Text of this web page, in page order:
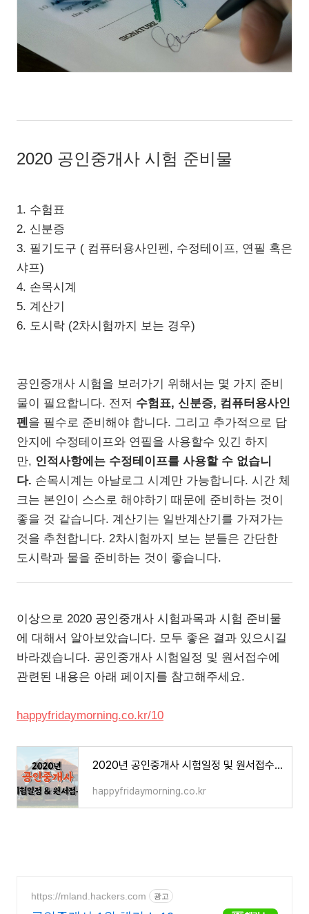
2020 공인중개사 시험 준비물
1. 수험표
2. 신분증
3. 필기도구 ( 컴퓨터용사인펜, 수정테이프, 연필 혹은
샤프)
4. 손목시계
5. 계산기
6. 도시락 (2차시험까지 보는 경우)
공인중개사 시험을 보러가기 위해서는 몇 가지 준비
물이 필요합니다. 전저 수험표, 신분증, 컴퓨터용사인
펜을 필수로 준비해야 합니다. 그리고 추가적으로 답
안지에 수정테이프와 연필을 사용할수 있긴 하지
만, 인적사항에는 수정테이프를 사용할 수 없습니
다. 손목시계는 아날로그 시계만 가능합니다. 시간 체
크는 본인이 스스로 해야하기 때문에 준비하는 것이
좋을 것 같습니다. 계산기는 일반계산기를 가져가는
것을 추천합니다. 2차시험까지 보는 분들은 간단한
도시락과 물을 준비하는 것이 좋습니다.
이상으로 2020 공인중개사 시험과목과 시험 준비물
에 대해서 알아보았습니다. 모두 좋은 결과 있으시길
바라겠습니다. 공인중개사 시험일정 및 원서접수에
관련된 내용은 아래 페이지를 참고해주세요.
happyfridaymorning.co.kr/10
2020년 공인중개사 시험일정 및 원서접수 방법
happyfridaymorning.co.kr
https://mland.hackers.com 광고